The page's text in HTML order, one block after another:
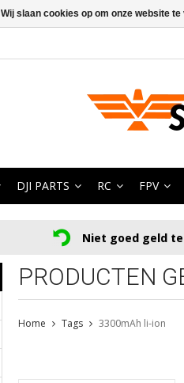
DJI PARTS RC FPV
Niet goed geld
PRODUCTEN
Home Tags 3300mAh li-ion
Wij slaan cookies op om onze website